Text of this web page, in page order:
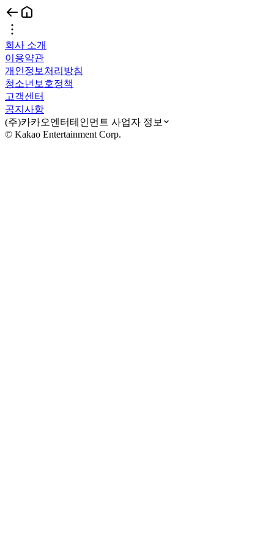
회사 소개
이용약관
개인정보처리방침
청소년보호정책
고객센터
공지사항
(주)카카오엔터테인먼트 사업자 정보
© Kakao Entertainment Corp.